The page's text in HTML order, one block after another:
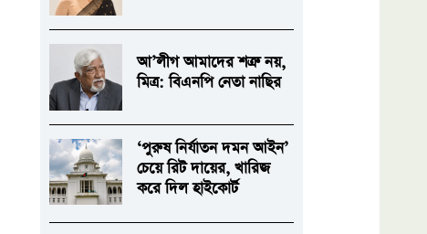
আ’লীগ আমাদের শত্রু নয়,
মিত্র: বিএনপি নেতা নাছির
‘পুরুষ নির্যাতন দমন আইন’
চেয়ে রিট দায়ের, খারিজ
করে দিল হাইকোর্ট